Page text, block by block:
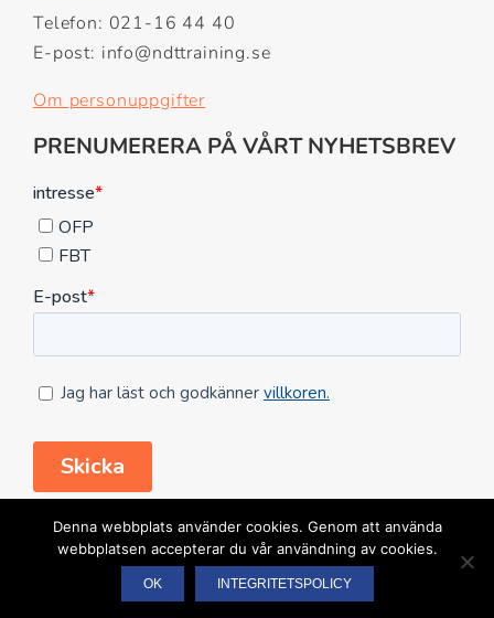
Telefon: 021-16 44 40
E-post: info@ndttraining.se
Om personuppgifter
PRENUMERERA PÅ VÅRT NYHETSBREV
FÖLJ OSS HÄR
Denna webbplats använder cookies. Genom att använda
webbplatsen accepterar du vår användning av cookies.
OK INTEGRITETSPOLICY